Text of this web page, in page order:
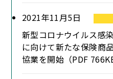
2021年11月5日
新型コロナウイルス感
に向けて新たな保険商
協業を開始（PDF 766KB